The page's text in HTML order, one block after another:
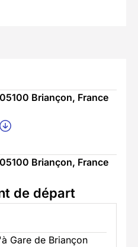
Briançon, France
Briançon, France
de départ
Gare de Briançon